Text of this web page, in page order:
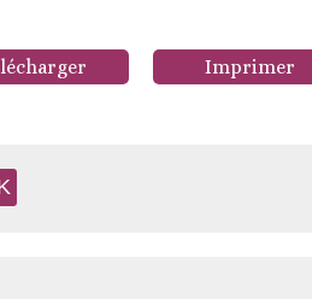
Imprimer